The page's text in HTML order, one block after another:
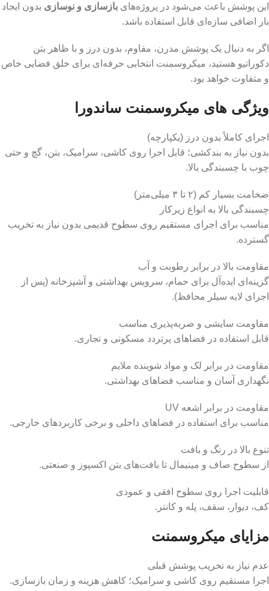
این پوشش باعث می‌شود در پروژه‌های بازسازی و نوسازی بدون ایجاد
بار اضافی سازه‌ای قابل استفاده باشد.
اگر به دنبال یک پوشش مدرن، مقاوم، بدون درز و با ظاهر بتن
دکوراتیو هستید، میکروسمنت انتخابی حرفه‌ای برای خلق فضایی خاص
و متفاوت خواهد بود.
ویژگی های میکروسمنت ساندورا
اجرای کاملاً بدون درز (یکپارچه)
بدون نیاز به بندکشی؛ قابل اجرا روی کاشی، سرامیک، بتن، گچ و حتی
چوب با چسبندگی بالا.
ضخامت بسیار کم (۲ تا ۳ میلی‌متر)
چسبندگی بالا به انواع زیرکار
مناسب برای اجرای مستقیم روی سطوح قدیمی بدون نیاز به تخریب
گسترده.
مقاومت بالا در برابر رطوبت و آب
گزینه‌ای ایده‌آل برای حمام، سرویس بهداشتی و آشپزخانه (پس از
اجرای لایه سیلر محافظ).
مقاومت سایشی و ضربه‌پذیری مناسب
قابل استفاده در فضاهای پرتردد مسکونی و تجاری.
مقاومت در برابر لک و مواد شوینده ملایم
نگهداری آسان و مناسب فضاهای بهداشتی.
مقاومت در برابر اشعه UV
مناسب برای استفاده در فضاهای داخلی و برخی کاربردهای خارجی.
تنوع بالا در رنگ و بافت
از سطوح صاف و مینیمال تا بافت‌های بتن اکسپوز و صنعتی.
قابلیت اجرا روی سطوح افقی و عمودی
کف، دیوار، سقف، پله و کانتر.
مزایای میکروسمنت
عدم نیاز به تخریب پوشش قبلی
اجرا مستقیم روی کاشی و سرامیک؛ کاهش هزینه و زمان بازسازی.